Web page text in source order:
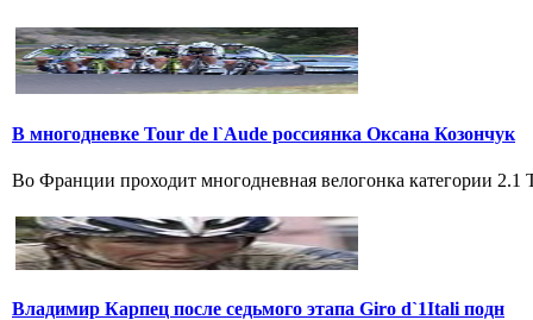
В многодневке Tour de l`Aude россиянка Оксана Козончук
Во Франции проходит многодневная велогонка категории
Владимир Карпец после седьмого этапа Giro d`1Itali подн